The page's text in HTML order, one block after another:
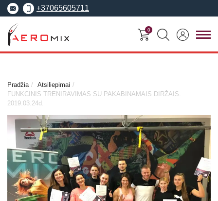
+37065605711
Europos fitneso mokykla
EREPS
Anatomy Trains
Fascia Movement
pradedantiesiems
Specializuoti seminarai
Anatomy Trains
Fascia Movement
Konvencijos
Pilates treneris
Grupinių
treneris
Fizinio rengimo
0
Pradžia
Atsiliepimai
FUNKCINIS TRENIRAVIMAS SU PAKABINAMAIS DIRŽAIS.
2019.03.24d.